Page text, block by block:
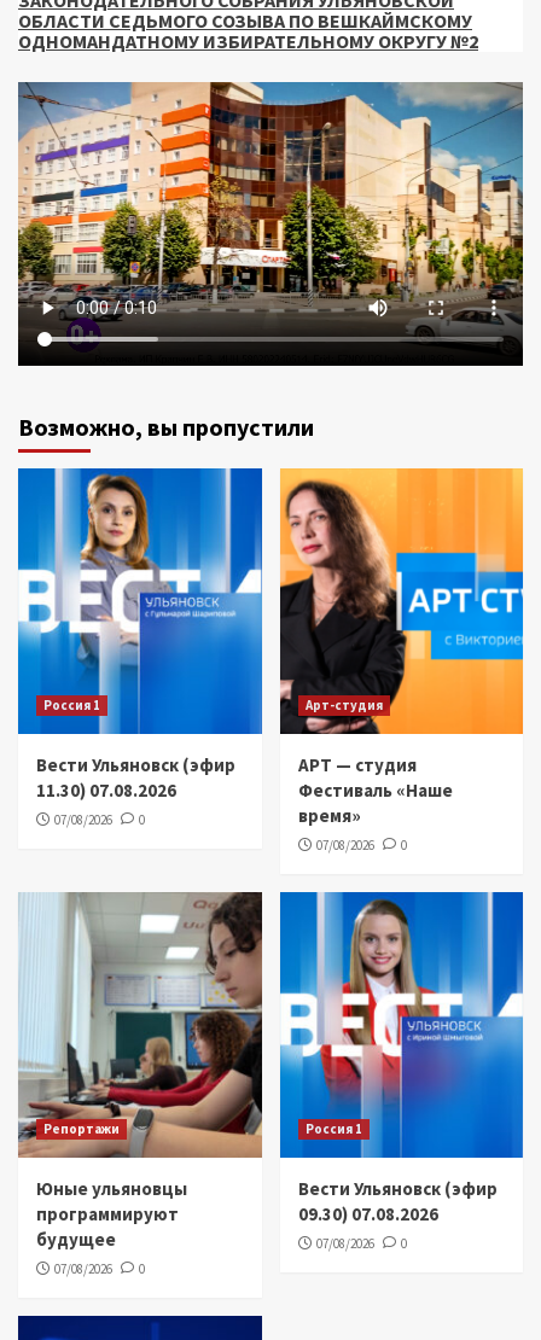
ОБЛАСТИ СЕДЬМОГО СОЗЫВА ПО ВЕШКАЙМСКОМУ
ОДНОМАНДАТНОМУ ИЗБИРАТЕЛЬНОМУ ОКРУГУ №2
Возможно, вы пропустили
Россия 1
Вести Ульяновск (эфир
11.30) 07.08.2026
07/08/2026 0
Арт-студия
АРТ — студия
Фестиваль «Наше
время»
07/08/2026 0
Репортажи
Юные ульяновцы
программируют
будущее
07/08/2026 0
Россия 1
Вести Ульяновск (эфир
09.30) 07.08.2026
07/08/2026 0